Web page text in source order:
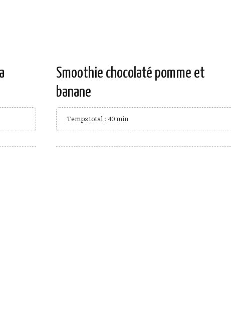
Smoothie chocolaté pomme et
banane
Temps total : 40 min